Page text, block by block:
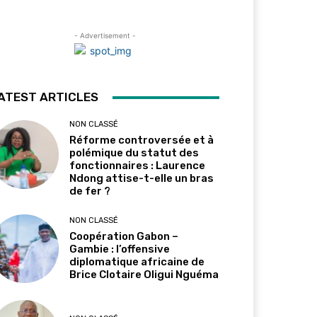
- Advertisement -
ARTICLES
NON CLASSÉ
Réforme controversée et à
polémique du statut des
fonctionnaires : Laurence
Ndong attise-t-elle un bras
de fer ?
NON CLASSÉ
Coopération Gabon –
Gambie : l’offensive
diplomatique africaine de
Brice Clotaire Oligui Nguéma